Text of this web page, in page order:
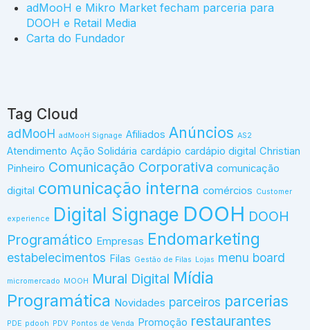
adMooH e Mikro Market fecham parceria para
DOOH e Retail Media
Carta do Fundador
Tag Cloud
adMooH adMooH Signage Afiliados Anúncios AS2
Atendimento Ação Solidária cardápio cardápio digital Christian
Pinheiro Comunicação Corporativa comunicação
digital comunicação interna comércios Customer
experience Digital Signage DOOH DOOH
Programático Empresas Endomarketing
estabelecimentos Filas Gestão de Filas Lojas menu board
micromercado MOOH Mural Digital Mídia
Programática Novidades parceiros parcerias
PDE pdooh PDV Pontos de Venda Promoção restaurantes